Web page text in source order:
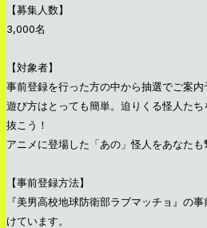
【募集人数】
3,000名
【対象者】
事前登録を行った方の中から抽選でご案内
遊び方はとっても簡単。迫りくる怪人た
抜こう！
アニメに登場した「あの」怪人をあなたも
【事前登録方法】
『美男高校地球防衛部ラブマッチョ』の
けています。